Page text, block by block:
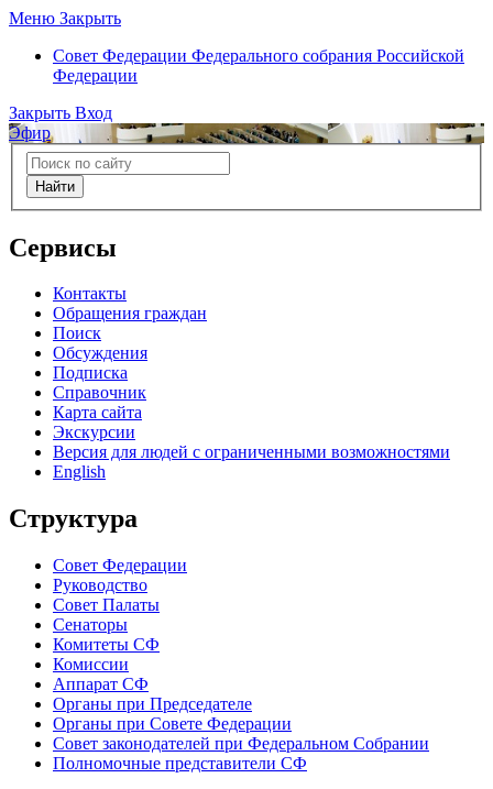
Меню Закрыть
Совет Федерации Федерального собрания Российской
Федерации
Закрыть Вход
Эфир
Найти
Сервисы
Контакты
Обращения граждан
Поиск
Обсуждения
Подписка
Справочник
Карта сайта
Экскурсии
Версия для людей с ограниченными возможностями
English
Структура
Совет Федерации
Руководство
Совет Палаты
Сенаторы
Комитеты СФ
Комиссии
Аппарат СФ
Органы при Председателе
Органы при Совете Федерации
Совет законодателей при Федеральном Собрании
Полномочные представители СФ